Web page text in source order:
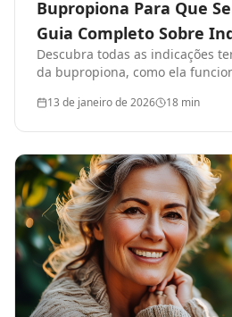
Bupropiona Para Que
Guia Completo Sobre
e Usos
Descubra todas as indicações
da bupropiona, como ela
médicos.
13 de janeiro de 2026 18 min